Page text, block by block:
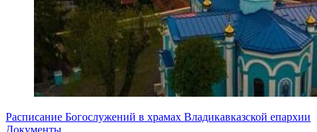
Расписание Богослужений в храмах Владикавказской епархии
Документы